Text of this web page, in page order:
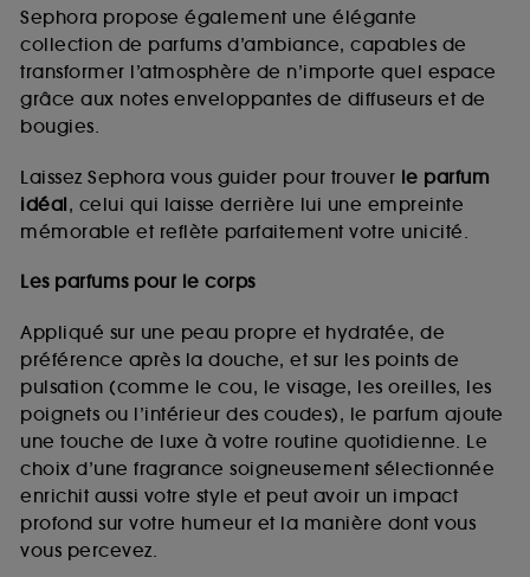
Sephora propose également une élégante
collection de parfums d’ambiance, capables de
transformer l’atmosphère de n’importe quel espace
grâce aux notes enveloppantes de diffuseurs et de
bougies.
Laissez Sephora vous guider pour trouver le parfum
idéal, celui qui laisse derrière lui une empreinte
mémorable et reflète parfaitement votre unicité.
Les parfums pour le corps
Appliqué sur une peau propre et hydratée, de
préférence après la douche, et sur les points de
pulsation (comme le cou, le visage, les oreilles, les
poignets ou l’intérieur des coudes), le parfum ajoute
une touche de luxe à votre routine quotidienne. Le
choix d’une fragrance soigneusement sélectionnée
enrichit aussi votre style et peut avoir un impact
profond sur votre humeur et la manière dont vous
vous percevez.
de vous plaire via des publicités, y compris sur des
sites tiers et sur les réseaux sociaux, sur la base
des pages que vous avez consultées, de votre
navigation, et de l'historique de vos interactions.
d’en améliorer la performance.
Cookies de sécurisation des paiements en ligne :
fraudes aux moyens de paiement et les
usurpations d’identité.
Cookies fonctionnels :il s’agit de cookies
permettant l’affichage et/ou la fourniture de
certaines fonctionnalités du site, tel que les
cookies d’authentification qui sont utilisés afin de
vous faire bénéficier de l’authentification
prolongée vous permettant d’accéder à votre
compte lors de votre prochaine visite sur le site
sans saisir à nouveau votre identifiant et mot de
passe.